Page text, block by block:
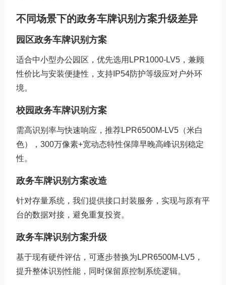
不同场景下的政务车牌识别方案升级差异
园区政务车牌识别方案
适合中小型办公园区，优先选用LPR1000-LV5，兼顾
性价比与安装便捷性，支持IP54防护等级应对户外环
境。
校园政务车牌识别方案
需高识别率与快速响应，推荐LPR6500M-LV5（米白
色），300万像素+宽动态特性保障早晚高峰识别稳定
性。
政务车牌识别方案改造
针对存量系统，我们提供接口封装服务，实现与原有平
台的数据对接，避免重复投资。
政务车牌识别方案升级
基于现有硬件评估，可逐步替换为LPR6500M-LV5，
提升整体识别性能，同时保留原控制系统逻辑。